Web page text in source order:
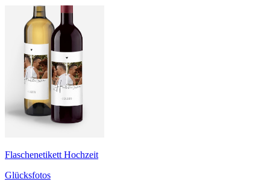
Flaschenetikett Hochzeit
Glücksfotos